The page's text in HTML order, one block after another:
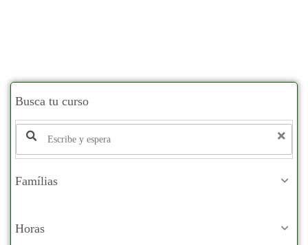
Busca tu curso
Famílias
Horas